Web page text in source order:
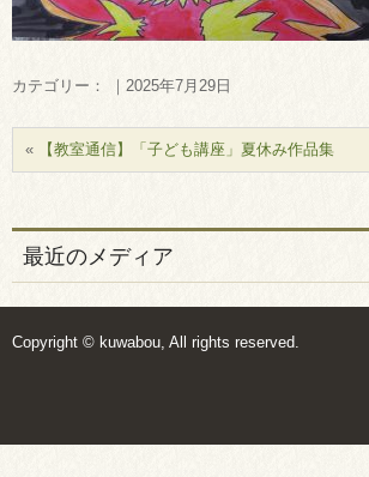
カテゴリー： ｜2025年7月29日
« 【教室通信】「子ども講座」夏休み作品集
最近のメディア
Copyright © kuwabou, All rights reserved.